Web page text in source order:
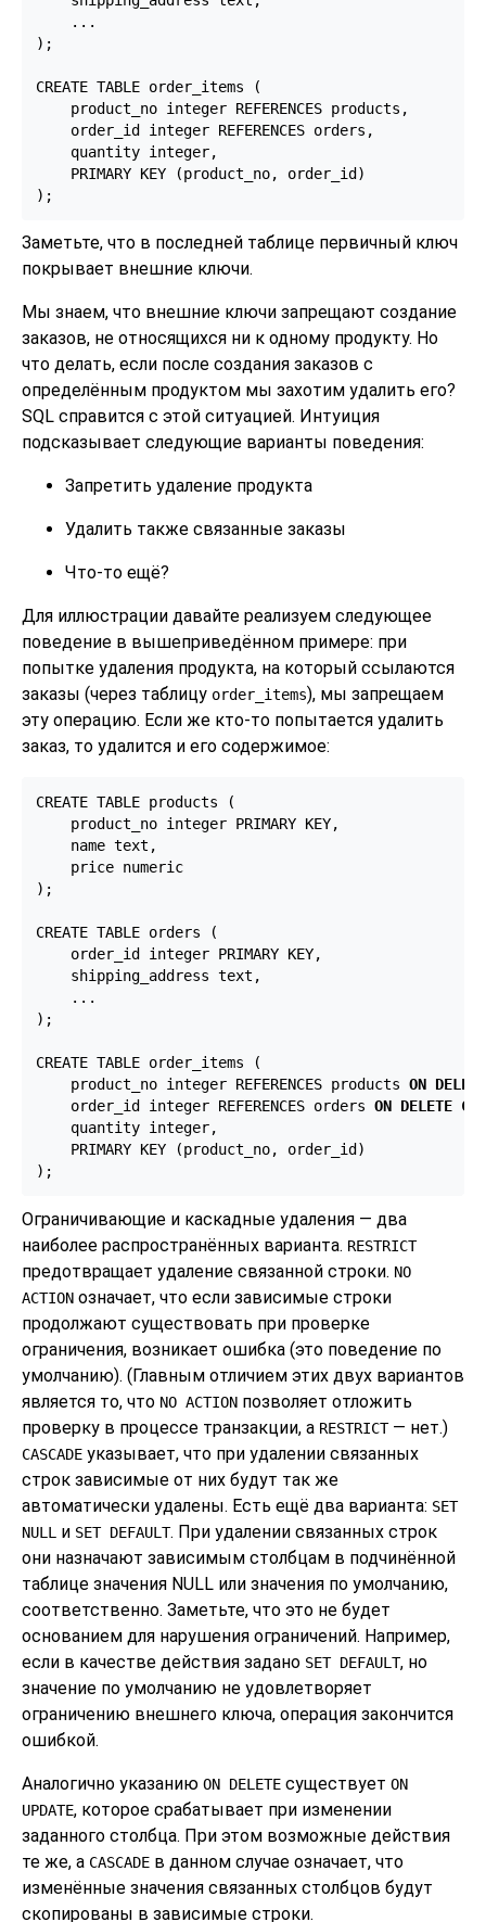
    ...
);
CREATE TABLE order_items (
    product_no integer REFERENCES products,
    order_id integer REFERENCES orders,
    quantity integer,
    PRIMARY KEY (product_no, order_id)
);
Заметьте, что в последней таблице первичный ключ
покрывает внешние ключи.
Мы знаем, что внешние ключи запрещают создание
заказов, не относящихся ни к одному продукту. Но
что делать, если после создания заказов с
определённым продуктом мы захотим удалить его?
SQL справится с этой ситуацией. Интуиция
подсказывает следующие варианты поведения:
Запретить удаление продукта
Удалить также связанные заказы
Что-то ещё?
Для иллюстрации давайте реализуем следующее
поведение в вышеприведённом примере: при
попытке удаления продукта, на который ссылаются
заказы (через таблицу order_items), мы запрещаем
эту операцию. Если же кто-то попытается удалить
заказ, то удалится и его содержимое:
CREATE TABLE products (
    product_no integer PRIMARY KEY,
    name text,
    price numeric
);
CREATE TABLE orders (
    order_id integer PRIMARY KEY,
    shipping_address text,
    ...
);
CREATE TABLE order_items (
    product_no integer REFERENCES products
ON
    order_id integer REFERENCES orders
ON DELETE
    quantity integer,
    PRIMARY KEY (product_no, order_id)
);
Ограничивающие и каскадные удаления — два
наиболее распространённых варианта. RESTRICT
предотвращает удаление связанной строки. NO
ACTION означает, что если зависимые строки
продолжают существовать при проверке
ограничения, возникает ошибка (это поведение по
умолчанию). (Главным отличием этих двух вариантов
является то, что NO ACTION позволяет отложить
проверку в процессе транзакции, а RESTRICT— нет.)
CASCADE указывает, что при удалении связанных
строк зависимые от них будут так же
автоматически удалены. Есть ещё два варианта: SET
NULL
и SET DEFAULT. При удалении связанных строк
они назначают зависимым столбцам в подчинённой
таблице значения NULL или значения по умолчанию,
соответственно. Заметьте, что это не будет
основанием для нарушения ограничений. Например,
если в качестве действия задано SET DEFAULT, но
значение по умолчанию не удовлетворяет
ограничению внешнего ключа, операция закончится
ошибкой.
Аналогично указанию ON DELETE существует ON
UPDATE, которое срабатывает при изменении
заданного столбца. При этом возможные действия
те же, а CASCADE в данном случае означает, что
изменённые значения связанных столбцов будут
скопированы в зависимые строки.